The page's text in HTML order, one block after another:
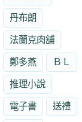
丹布朗
法蘭克肉舖
鄭多燕 ＢＬ
推理小說
電子書 送禮